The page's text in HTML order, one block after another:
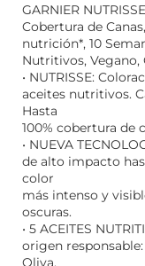
GARNIER
Cobertura de
nutrición*, 10
Nutritivos, Vegano,
• NUTRISSE:
aceites nutritivos.
Hasta
100% cobertura de
• NUEVA
de alto impacto
color
más intenso y
oscuras.
• 5 ACEITES
origen
Oliva,